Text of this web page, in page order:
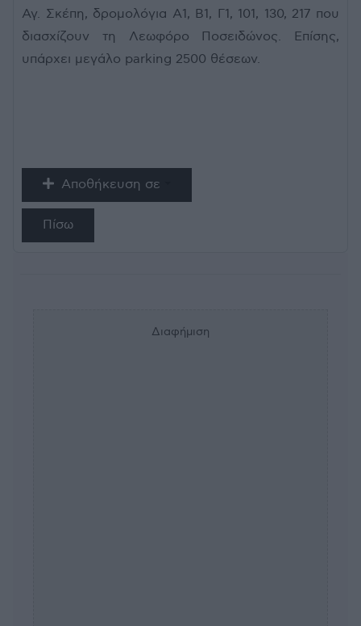
Αγ. Σκέπη, δρομολόγια Α1, Β1, Γ1, 101, 130, 217 που
διασχίζουν τη Λεωφόρο Ποσειδώνος. Επίσης,
υπάρχει μεγάλο parking 2500 θέσεων.
Αποθήκευση σε
Πίσω
Διαφήμιση